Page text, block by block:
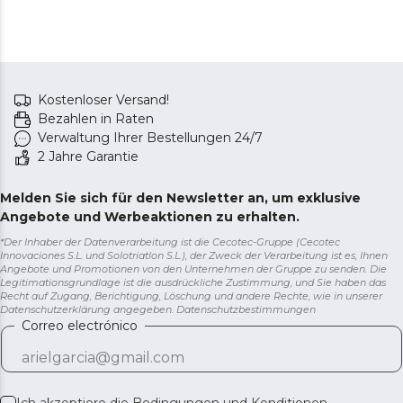
Kostenloser Versand!
Bezahlen in Raten
Verwaltung Ihrer Bestellungen 24/7
2 Jahre Garantie
Melden Sie sich für den Newsletter an, um exklusive
Angebote und Werbeaktionen zu erhalten.
*Der Inhaber der Datenverarbeitung ist die Cecotec-Gruppe (Cecotec
Innovaciones S.L. und Solotriatlon S.L.), der Zweck der Verarbeitung ist es, Ihnen
Angebote und Promotionen von den Unternehmen der Gruppe zu senden. Die
Legitimationsgrundlage ist die ausdrückliche Zustimmung, und Sie haben das
Recht auf Zugang, Berichtigung, Löschung und andere Rechte, wie in unserer
Datenschutzerklärung angegeben. Datenschutzbestimmungen
Correo electrónico